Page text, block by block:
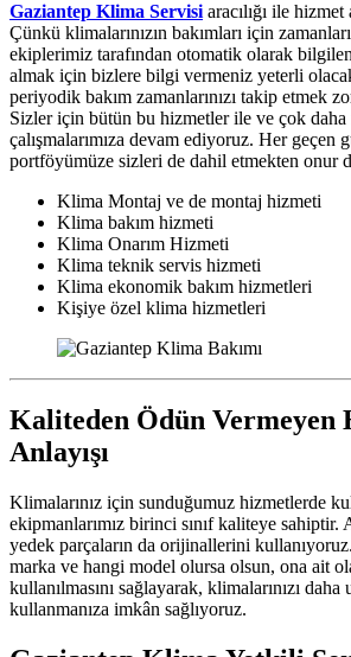
Gaziantep Klima Servisi aracılığı ile
Çünkü klimalarınızın bakımları için
ekiplerimiz tarafından otomatik olarak
almak için bizlere bilgi vermeniz yeterli
periyodik bakım zamanlarınızı takip etmek
Sizler için bütün bu hizmetler ile ve çok daha
çalışmalarımıza devam ediyoruz. Her geçen
portföyümüze sizleri de dahil etmekten onur
Klima Montaj ve de montaj hizmeti
Klima bakım hizmeti
Klima Onarım Hizmeti
Klima teknik servis hizmeti
Klima ekonomik bakım hizmetleri
Kişiye özel klima hizmetleri
Kaliteden Ödün Vermeyen
Anlayışı
Klimalarınız için sunduğumuz hizmetlerde
ekipmanlarımız birinci sınıf kaliteye sahiptir.
yedek parçaların da orijinallerini
marka ve hangi model olursa olsun, ona ait
kullanılmasını sağlayarak, klimalarınızı
kullanmanıza imkân sağlıyoruz.